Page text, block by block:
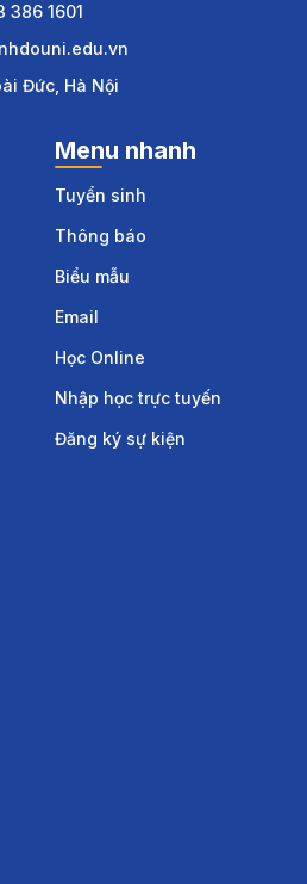
1601
Đức, Hà Nội
Menu nhanh
Tuyển sinh
Thông báo
Biểu mẫu
Email
Học Online
Nhập học trực tuyến
Đăng ký sự kiện